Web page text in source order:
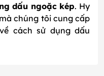
dấu ngoặc kép. Hy
chúng tôi cung cấp
cách sử dụng dấu